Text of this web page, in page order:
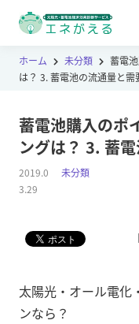
ホーム 未分類
蓄電
は？ 3. 蓄電池の流通量と需
蓄電池購入の
ングは？ 3. 蓄
未分類
2019.0
3.29
太陽光・オール電化
ンなら？